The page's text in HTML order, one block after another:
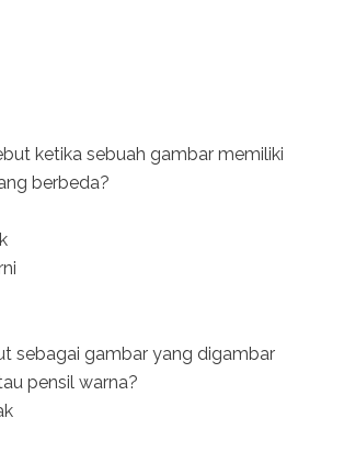
ketika sebuah gambar memiliki
berbeda?
sebagai gambar yang digambar
pensil warna?